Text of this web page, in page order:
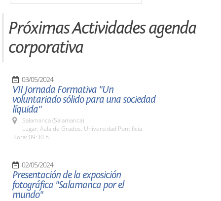
Próximas Actividades agenda
corporativa
03/05/2024
VII Jornada Formativa "Un
voluntariado sólido para una sociedad
líquida"
Salamanca (Salamanca)
Lugar: Aula de Grados. Universidad Pontificia
Hora: 09:30 h.
02/05/2024
Presentación de la exposición
fotográfica "Salamanca por el
mundo"